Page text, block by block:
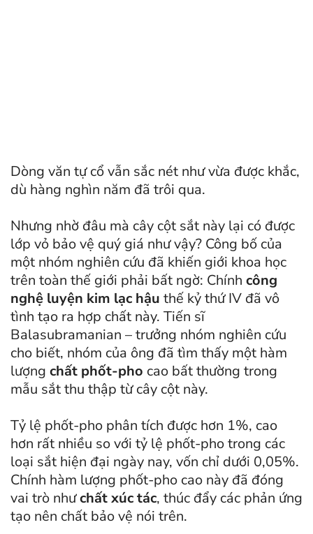
Dòng văn tự cổ vẫn sắc nét như vừa được khắc,
dù hàng nghìn năm đã trôi qua.
Nhưng nhờ đâu mà cây cột sắt này lại có được
lớp vỏ bảo vệ quý giá như vậy? Công bố của
một nhóm nghiên cứu đã khiến giới khoa học
trên toàn thế giới phải bất ngờ: Chính công
nghệ luyện kim lạc hậu thế kỷ thứ IV đã vô
tình tạo ra hợp chất này. Tiến sĩ
Balasubramanian – trưởng nhóm nghiên cứu
cho biết, nhóm của ông đã tìm thấy một hàm
lượng chất phốt-pho cao bất thường trong
mẫu sắt thu thập từ cây cột này.
Tỷ lệ phốt-pho phân tích được hơn 1%, cao
hơn rất nhiều so với tỷ lệ phốt-pho trong các
loại sắt hiện đại ngày nay, vốn chỉ dưới 0,05%.
Chính hàm lượng phốt-pho cao này đã đóng
vai trò nhưchất xúc tác, thúc đẩy các phản ứng
tạo nên chất bảo vệ nói trên.